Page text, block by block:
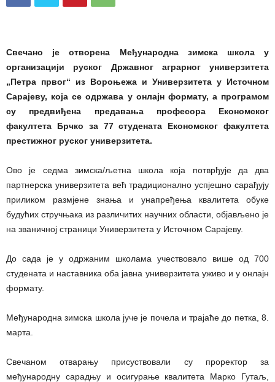
Свечано је отворена Међународна зимска школа у
организацији руског Државног аграрног универзитета
„Петра првог“ из Вороњежа и Универзитета у Источном
Сарајеву, која се одржава у онлајн формату, а програмом
су предвиђена предавања професора Економског
факултета Брчко за 77 студената Економског факултета
престижног руског универзитета.
Ово је седма зимска/љетна школа која потврђује да два
партнерска универзитета већ традиционално успјешно сарађују
приликом размјене знања и унапређења квалитета обуке
будућих стручњака из различитих научних области, објављено је
на званичној страници Универзитета у Источном Сарајеву.
До сада је у одржаним школама учествовало више од 700
студената и наставника оба јавна универзитета уживо и у онлајн
формату.
Међународна зимска школа јуче је почела и трајаће до петка, 8.
марта.
Свечаном отварању присуствовали су проректор за
међународну сарадњу и осигурање квалитета Марко Гутаљ,